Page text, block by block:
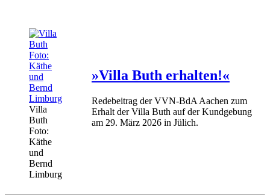
Villa
Buth
Foto:
Käthe
und
Bernd
Limburg
»Villa Buth erhalten!«
Redebeitrag der VVN-BdA Aachen zum
Erhalt der Villa Buth auf der Kundgebung
am 29. März 2026 in Jülich.